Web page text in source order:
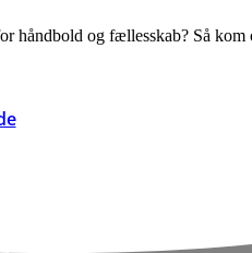
håndbold og fællesskab? Så